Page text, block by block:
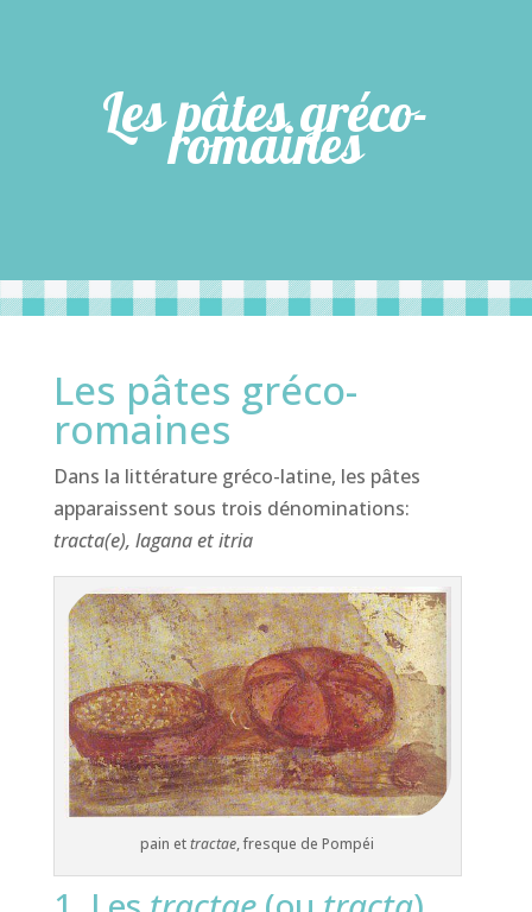
Les pâtes gréco-
romaines
Les pâtes gréco-
romaines
Dans la littérature gréco-latine, les pâtes
apparaissent sous trois dénominations:
tracta(e), lagana et itria
pain ettractae, fresque de Pompéi